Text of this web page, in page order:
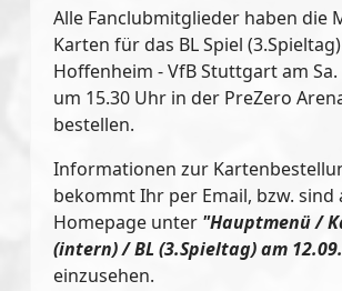
Alle Fanclubmitglieder haben die
Karten für das BL Spiel
Hoffenheim - VfB Stuttgart am Sa.
um 15.30 Uhr in der PreZero
bestellen.
Informationen zur
bekommt Ihr per Email, bzw.
Homepage unter "Hauptmenü /
(intern) / BL (3.Spieltag) am
einzusehen.